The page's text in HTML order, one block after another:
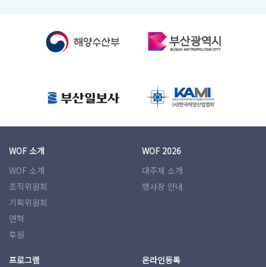
WOF 소개
WOF 소개
조직위원회
기획위원회
연혁
후원
WOF 2026
대주제 소개
행사장 안내
프로그램
온라인등록